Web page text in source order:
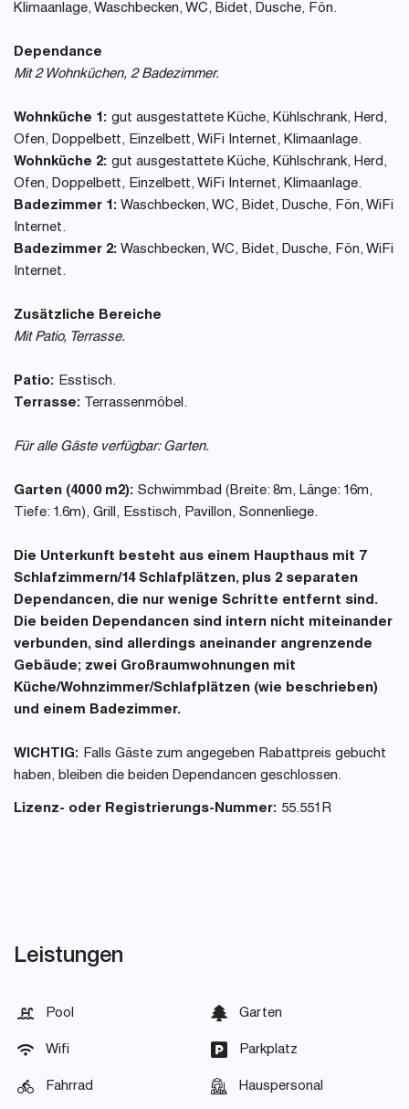
Klimaanlage, Waschbecken, WC, Bidet, Dusche, Fön.
Dependance
Mit 2 Wohnküchen, 2 Badezimmer.
Wohnküche 1: gut ausgestattete Küche, Kühlschrank, Herd,
Ofen, Doppelbett, Einzelbett, WiFi Internet, Klimaanlage.
Wohnküche 2: gut ausgestattete Küche, Kühlschrank, Herd,
Ofen, Doppelbett, Einzelbett, WiFi Internet, Klimaanlage.
Badezimmer 1: Waschbecken, WC, Bidet, Dusche, Fön, WiFi
Internet.
Badezimmer 2: Waschbecken, WC, Bidet, Dusche, Fön, WiFi
Internet.
Zusätzliche Bereiche
Mit Patio, Terrasse.
Patio: Esstisch.
Terrasse: Terrassenmöbel.
Für alle Gäste verfügbar: Garten.
Garten (4000 m2): Schwimmbad (Breite: 8m, Länge: 16m,
Tiefe: 1.6m), Grill, Esstisch, Pavillon, Sonnenliege.
Die Unterkunft besteht aus einem Haupthaus mit 7
Schlafzimmern/14 Schlafplätzen, plus 2 separaten
Dependancen, die nur wenige Schritte entfernt sind.
Die beiden Dependancen sind intern nicht miteinander
verbunden, sind allerdings aneinander angrenzende
Gebäude; zwei Großraumwohnungen mit
Küche/Wohnzimmer/Schlafplätzen (wie beschrieben)
und einem Badezimmer.
WICHTIG: Falls Gäste zum angegeben Rabattpreis gebucht
haben, bleiben die beiden Dependancen geschlossen.
Lizenz- oder Registrierungs-Nummer: 55.551R
Leistungen
Pool Garten
Wifi Parkplatz
Fahrrad Hauspersonal